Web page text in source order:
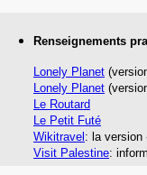
Renseignements
Lonely Planet
Lonely Planet
Le Routard
Le Petit Futé
Wikitravel : la version
Visit Palestine: